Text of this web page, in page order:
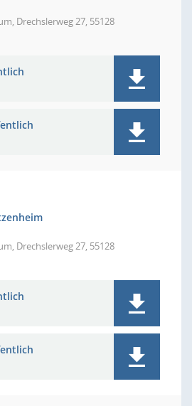
Drechslerweg 27, 55128
Drechslerweg 27, 55128